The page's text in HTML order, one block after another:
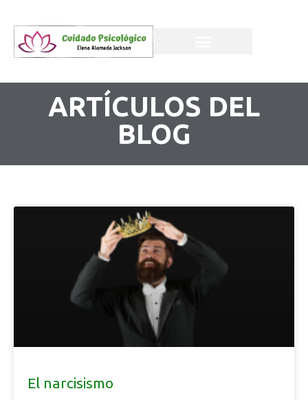
ARTÍCULOS DEL
BLOG
El narcisismo